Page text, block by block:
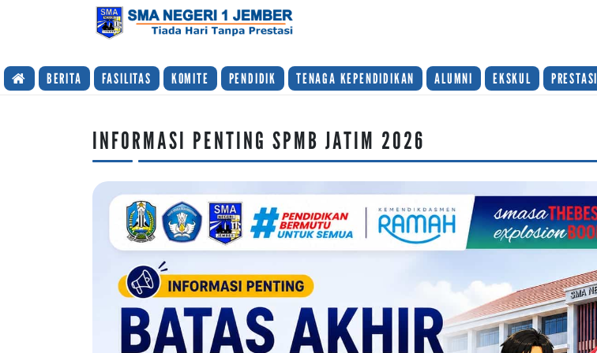
BERITA
FASILITAS KOMITE PENDIDIK TENAGA KEPENDIDIKAN ALUMNI EKSKUL PRESTASI
INFORMASI PENTING SPMB JATIM 2026